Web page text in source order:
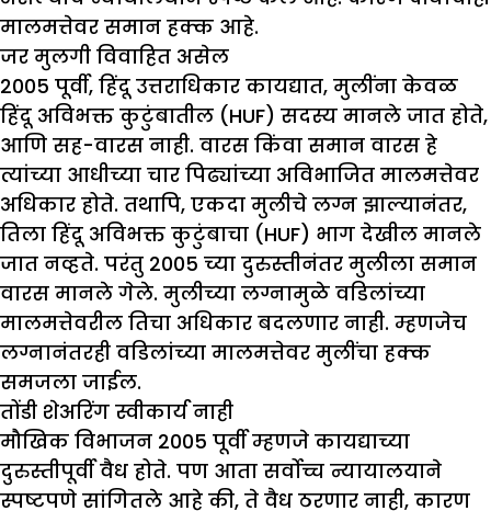
मालमत्तेवर समान हक्क आहे.
जर मुलगी विवाहित असेल
2005 पूर्वी, हिंदू उत्तराधिकार कायद्यात, मुलींना केवळ
हिंदू अविभक्त कुटुंबातील (HUF) सदस्य मानले जात होते,
आणि सह-वारस नाही. वारस किंवा समान वारस हे
त्यांच्या आधीच्या चार पिढ्यांच्या अविभाजित मालमत्तेवर
अधिकार होते. तथापि, एकदा मुलीचे लग्न झाल्यानंतर,
तिला हिंदू अविभक्त कुटुंबाचा (HUF) भाग देखील मानले
जात नव्हते. परंतु 2005 च्या दुरुस्तीनंतर मुलीला समान
वारस मानले गेले. मुलीच्या लग्नामुळे वडिलांच्या
मालमत्तेवरील तिचा अधिकार बदलणार नाही. म्हणजेच
लग्नानंतरही वडिलांच्या मालमत्तेवर मुलींचा हक्क
समजला जाईल.
तोंडी शेअरिंग स्वीकार्य नाही
मौखिक विभाजन 2005 पूर्वी म्हणजे कायद्याच्या
दुरुस्तीपूर्वी वैध होते. पण आता सर्वोच्च न्यायालयाने
स्पष्टपणे सांगितले आहे की, ते वैध ठरणार नाही, कारण